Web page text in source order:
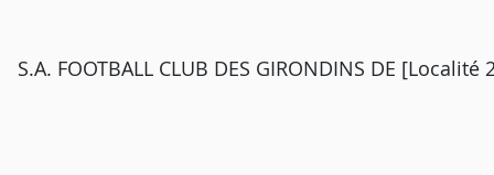
S.A. FOOTBALL CLUB DES GIRONDINS DE [Localité